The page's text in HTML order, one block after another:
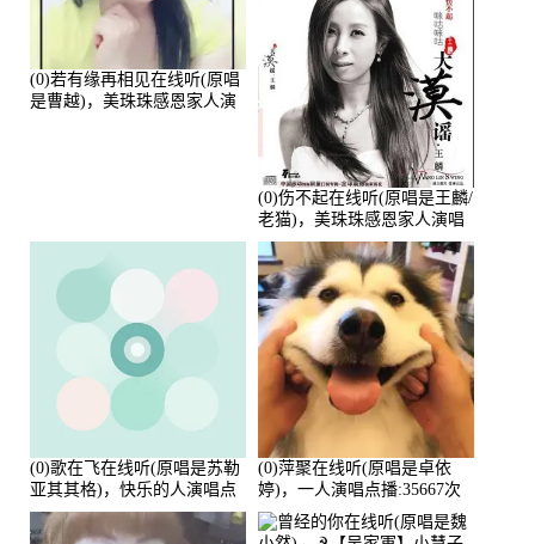
(0)若有缘再相见在线听(原唱
是曹越)，美珠珠感恩家人演
(0)伤不起在线听(原唱是王麟/
老猫)，美珠珠感恩家人演唱
点播:80218次
(0)歌在飞在线听(原唱是苏勒
亚其其格)，快乐的人演唱点
播:36次
(0)萍聚在线听(原唱是卓依
婷)，一人演唱点播:35667次